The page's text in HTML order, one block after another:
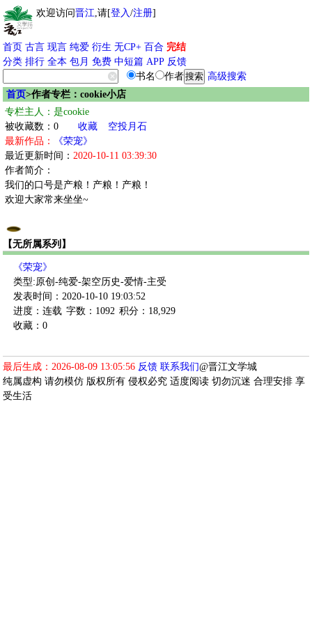
欢迎访问晋江,请[登入/注册]
首页 古言 现言 纯爱 衍生 无CP+ 百合 完结
分类 排行 全本 包月 免费 中短篇 APP 反馈
书名
作者
高级搜索
首页>作者专栏：cookie小店
专栏主人：是cookie
被收藏数：0
收藏
空投月石
最新作品：
《荣宠》
最近更新时间： 2020-10-11 03:39:30
作者简介：
我们的口号是产粮！产粮！产粮！
欢迎大家常来坐坐~
【无所属系列】
《荣宠》
类型:原创-纯爱-架空历史-爱情-主受
发表时间：2020-10-10 19:03:52
进度：连载 字数：1092 积分：18,929
收藏：0
最后生成：2026-08-09 13:05:56 反馈 联系我们@晋江文学城
纯属虚构 请勿模仿 版权所有 侵权必究 适度阅读 切勿沉迷 合理安排 享
受生活